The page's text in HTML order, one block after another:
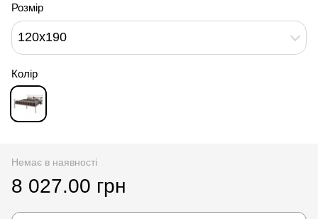
Розмір
120x190
Колір
Немає в наявності
8 027.00 грн